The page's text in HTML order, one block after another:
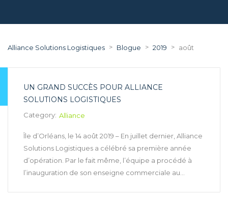
Alliance Solutions Logistiques > Blogue > 2019 > août
UN GRAND SUCCÈS POUR ALLIANCE
SOLUTIONS LOGISTIQUES
Category: Alliance
Île d’Orléans, le 14 août 2019 – En juillet dernier, Alliance
Solutions Logistiques a célébré sa première année
d’opération. Par le fait même, l’équipe a procédé à
l’inauguration de son enseigne commerciale au...